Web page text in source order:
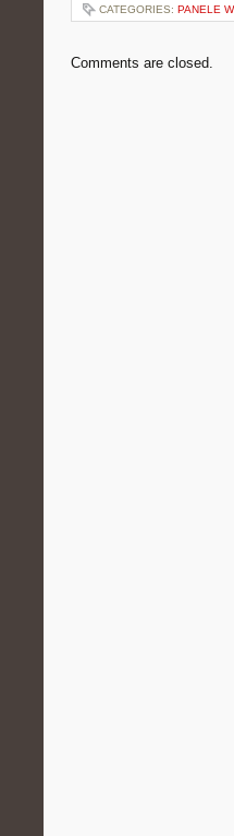
CATEGORIES: PANELE
Comments are closed.